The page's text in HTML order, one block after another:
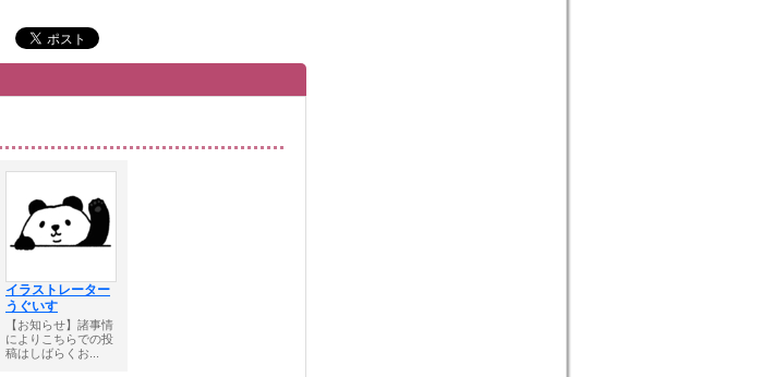
イラストレーター
うぐいす
【お知らせ】諸事情
によりこちらでの投
稿はしばらくお...